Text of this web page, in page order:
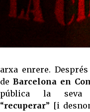
arxa enrere.
de Barcelona en
pública la seva
“recuperar” [i